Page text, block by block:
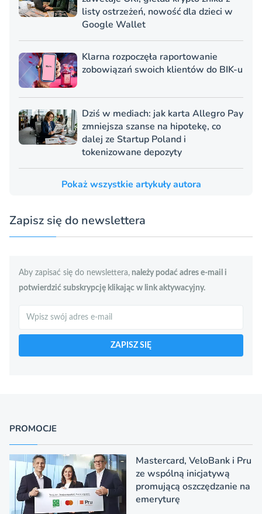
listy ostrzeżeń, nowość dla dzieci w
Google Wallet
Klarna rozpoczęła raportowanie
zobowiązań swoich klientów do BIK-u
Dziś w mediach: jak karta Allegro Pay
zmniejsza szanse na hipotekę, co
dalej ze Startup Poland i
tokenizowane depozyty
Pokaż wszystkie artykuły autora
Zapisz się do newslettera
Aby zapisać się do newslettera, należy podać adres e-mail i
potwierdzić subskrypcję klikając w link aktywacyjny.
ZAPISZ SIĘ
PROMOCJE
Mastercard, VeloBank i Pru
ze wspólną inicjatywą
promującą oszczędzanie na
emeryturę